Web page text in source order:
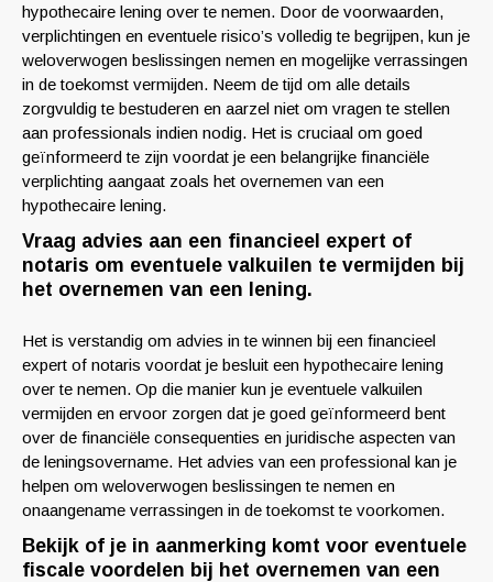
hypothecaire lening over te nemen. Door de voorwaarden,
verplichtingen en eventuele risico’s volledig te begrijpen, kun je
weloverwogen beslissingen nemen en mogelijke verrassingen
in de toekomst vermijden. Neem de tijd om alle details
zorgvuldig te bestuderen en aarzel niet om vragen te stellen
aan professionals indien nodig. Het is cruciaal om goed
geïnformeerd te zijn voordat je een belangrijke financiële
verplichting aangaat zoals het overnemen van een
hypothecaire lening.
Vraag advies aan een financieel expert of
notaris om eventuele valkuilen te vermijden bij
het overnemen van een lening.
Het is verstandig om advies in te winnen bij een financieel
expert of notaris voordat je besluit een hypothecaire lening
over te nemen. Op die manier kun je eventuele valkuilen
vermijden en ervoor zorgen dat je goed geïnformeerd bent
over de financiële consequenties en juridische aspecten van
de leningsovername. Het advies van een professional kan je
helpen om weloverwogen beslissingen te nemen en
onaangename verrassingen in de toekomst te voorkomen.
Bekijk of je in aanmerking komt voor eventuele
fiscale voordelen bij het overnemen van een